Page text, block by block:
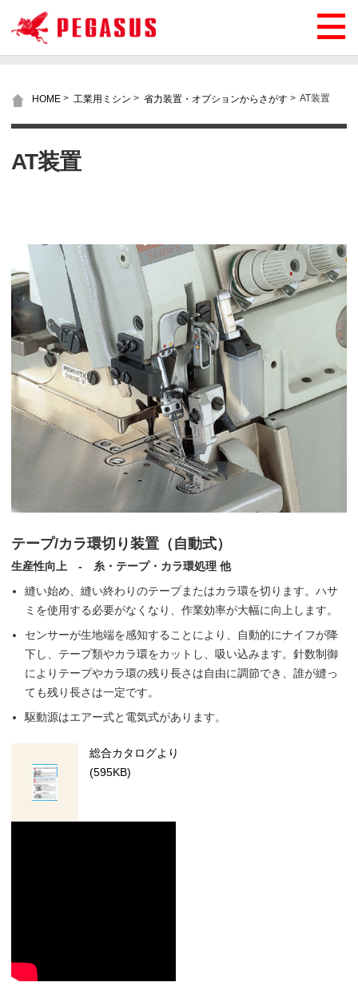
HOME > 工業用ミシン > 省力装置・オプションからさがす > AT装置
AT装置
テープ/カラ環切り装置（自動式）
生産性向上 - 糸・テープ・カラ環処理 他
縫い始め、縫い終わりのテープまたはカラ環を切ります。ハサ
ミを使用する必要がなくなり、作業効率が大幅に向上します。
センサーが生地端を感知することにより、自動的にナイフが降
下し、テープ類やカラ環をカットし、吸い込みます。針数制御
によりテープやカラ環の残り長さは自由に調節でき、誰が縫っ
ても残り長さは一定です。
駆動源はエアー式と電気式があります。
総合カタログより
(595KB)